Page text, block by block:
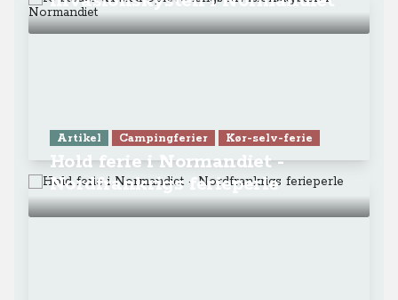
Artikel Campingferier Kør-selv-ferie
Hold ferie i Normandiet -
Nordfrankrigs ferieperle